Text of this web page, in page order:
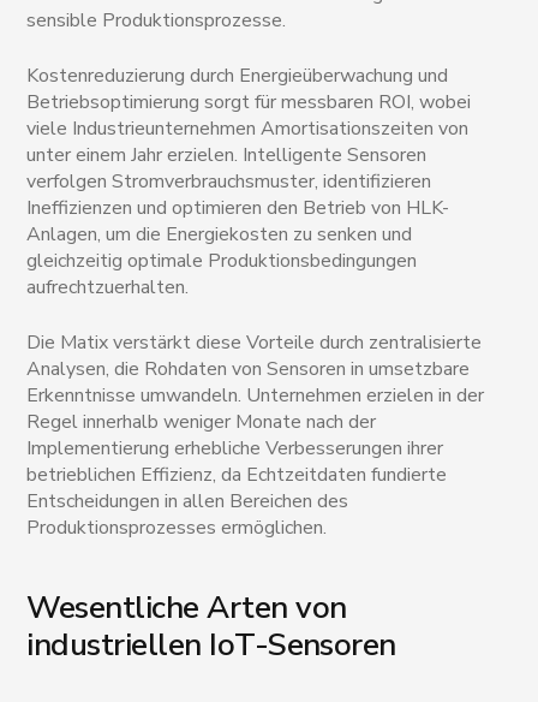
sensible Produktionsprozesse.
Kostenreduzierung durch Energieüberwachung und
Betriebsoptimierung sorgt für messbaren ROI, wobei
viele Industrieunternehmen Amortisationszeiten von
unter einem Jahr erzielen. Intelligente Sensoren
verfolgen Stromverbrauchsmuster, identifizieren
Ineffizienzen und optimieren den Betrieb von HLK-
Anlagen, um die Energiekosten zu senken und
gleichzeitig optimale Produktionsbedingungen
aufrechtzuerhalten.
Die Matix verstärkt diese Vorteile durch zentralisierte
Analysen, die Rohdaten von Sensoren in umsetzbare
Erkenntnisse umwandeln. Unternehmen erzielen in der
Regel innerhalb weniger Monate nach der
Implementierung erhebliche Verbesserungen ihrer
betrieblichen Effizienz, da Echtzeitdaten fundierte
Entscheidungen in allen Bereichen des
Produktionsprozesses ermöglichen.
Wesentliche Arten von
industriellen IoT-Sensoren